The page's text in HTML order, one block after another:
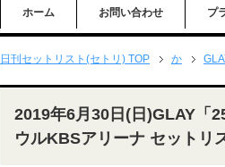
ホーム お問い合わせ プ
日刊セットリスト(セトリ) TOP か
2019年6月30日(日)GLAY
ウルKBSアリーナ セットリ